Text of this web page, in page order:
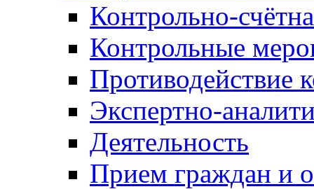
Контрольно-
Контрольные
Противодействие
Экспертно-
Деятельность
Прием граждан и